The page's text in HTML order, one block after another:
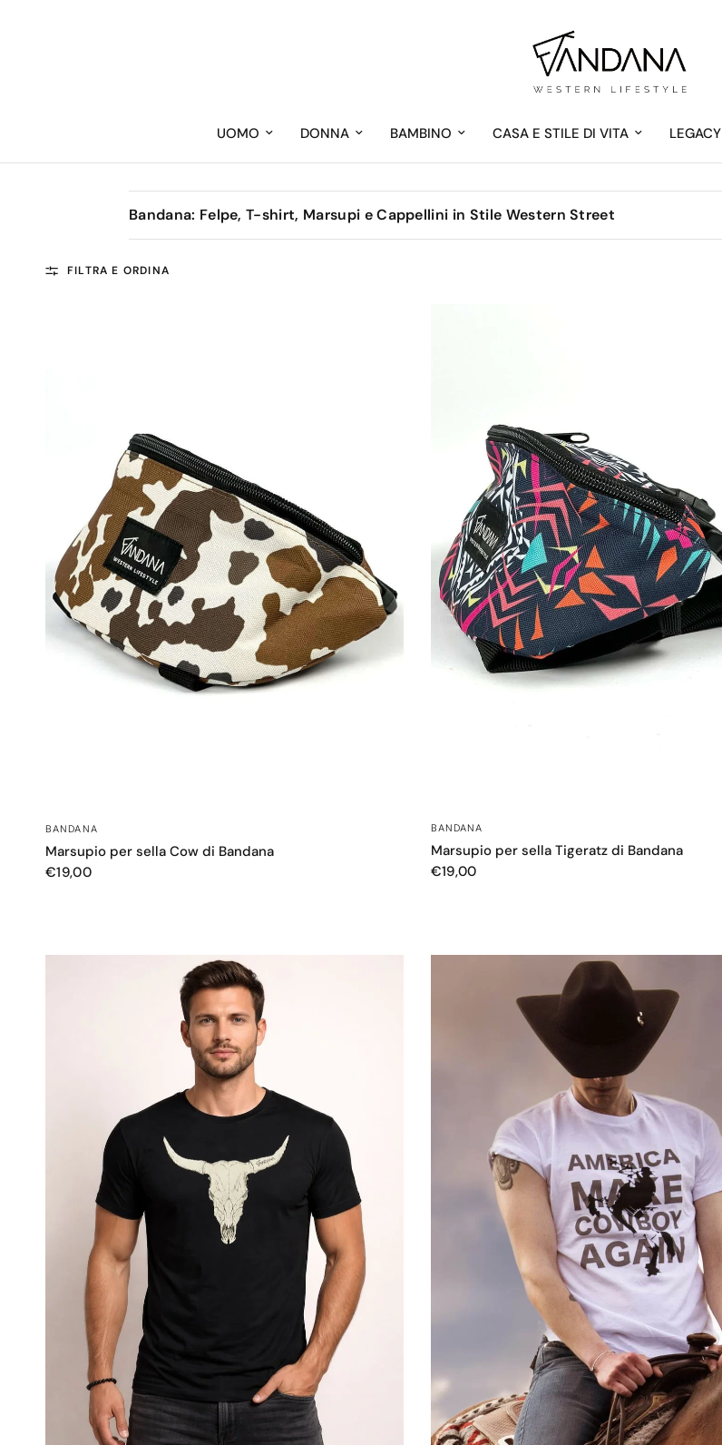
UOMO DONNA BAMBINO CASA E STILE DI VITA LEGACY
Bandana: Felpe, T-shirt, Marsupi e Cappellini in Stile Western Street
FILTRA E ORDINA
BANDANA
Marsupio per sella Cow di Bandana
€19,00
BANDANA
Marsupio per sella Tigeratz di Bandana
€19,00